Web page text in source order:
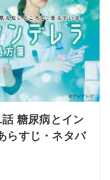
糖尿病とイン
らすじ・ネタバ